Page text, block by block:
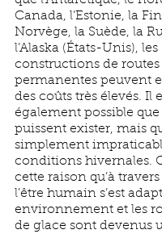
Canada, l’Estonie, la
Norvège, la Suède, la
l’Alaska (États-Unis), les
constructions de routes
permanentes peuvent
des coûts très élevés. Il
également possible que
puissent exister, mais
simplement
conditions hivernales.
cette raison qu’à travers
l’être humain s’est
environnement et les
de glace sont devenus